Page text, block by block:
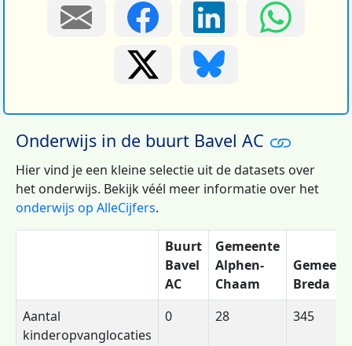
Onderwijs in de buurt Bavel AC
Hier vind je een kleine selectie uit de datasets over
het onderwijs. Bekijk véél meer informatie over het
onderwijs op AlleCijfers.
Buurt
Bavel
AC
Gemeente
Alphen-
Chaam
Breda
Aantal
kinderopvanglocaties
0 28 345